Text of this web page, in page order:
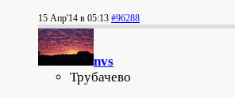
15 Апр'14 в 05:13 #96288
nvs
Трубачево